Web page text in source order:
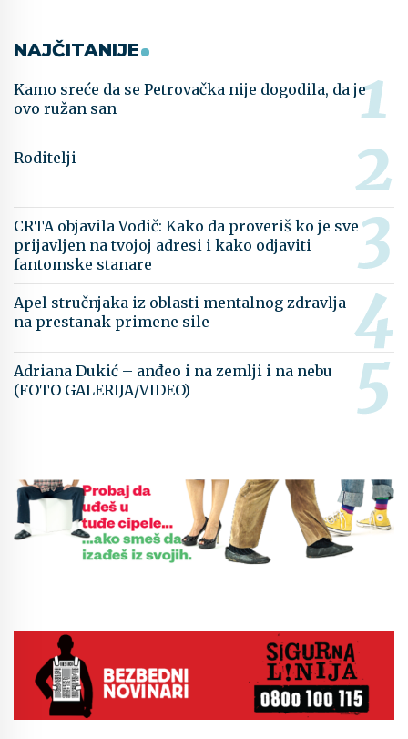
NAJČITANIJE
Kamo sreće da se Petrovačka nije dogodila, da je
ovo ružan san
Roditelji
CRTA objavila Vodič: Kako da proveriš ko je sve
prijavljen na tvojoj adresi i kako odjaviti
fantomske stanare
Apel stručnjaka iz oblasti mentalnog zdravlja
na prestanak primene sile
Adriana Dukić – anđeo i na zemlji i na nebu
(FOTO GALERIJA/VIDEO)